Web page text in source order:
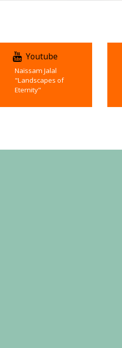
Youtube
Naïssam Jalal
"Landscapes of
Eternity"